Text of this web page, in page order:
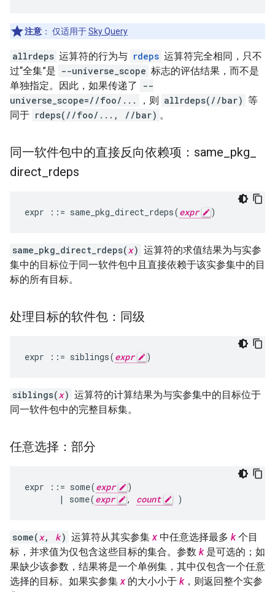
注意 ： 仅适用于Sky Query
allrdeps 运算符的行为与 rdeps 运算符完全相同，只不
过“全集”是 --universe_scope 标志的评估结果，而不是
单独指定。因此，如果传递了
--
universe_scope=//foo/...
，则 allrdeps(//bar) 等
同于 rdeps(//foo/..., //bar) 。
同一软件包中的直接反向依赖项：same pkg
direct rdeps
expr ::= same_pkg_direct_rdeps(expr )
same_pkg_direct_rdeps(x) 运算符的求值结果为与实参
集中的目标位于同一软件包中且直接依赖于该实参集中的目
标的所有目标。
处理目标的软件包：同级
expr ::= siblings(expr )
siblings(x) 运算符的计算结果为与实参集中的目标位于
同一软件包中的完整目标集。
任意选择：部分
expr ::= some(expr
)
|
some(expr , count )
some(x, k) 运算符从其实参集x 中任意选择最多 k个目
标，并求值为仅包含这些目标的集合。参数 k是可选的；如
果缺少该参数，结果将是一个单例集，其中仅包含一个任意
选择的目标。如果实参集x 的大小小于 k，则返回整个实参